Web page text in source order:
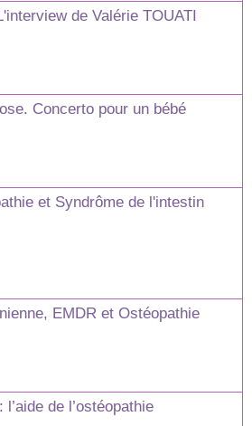
de Valérie TOUATI
Concerto pour un bébé
et Syndrôme de l'intestin
EMDR et Ostéopathie
de l’ostéopathie